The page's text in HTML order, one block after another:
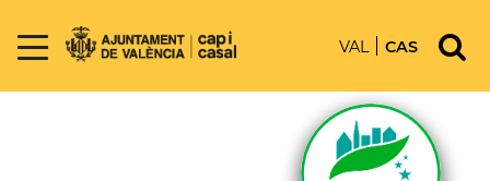
VAL CAS